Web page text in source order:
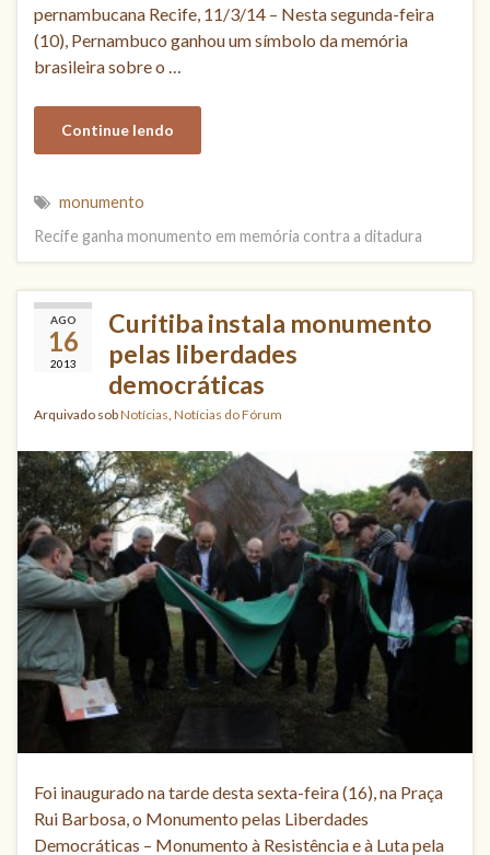
pernambucana Recife, 11/3/14 – Nesta segunda-feira
(10), Pernambuco ganhou um símbolo da memória
brasileira sobre o …
Continue lendo
monumento
Recife ganha monumento em memória contra a ditadura
AGO
16
2013
Curitiba instala monumento
pelas liberdades
democráticas
Arquivado sobNotícias Notícias do Fórum
Foi inaugurado na tarde desta sexta-feira (16), na Praça
Rui Barbosa, o Monumento pelas Liberdades
Democráticas – Monumento à Resistência e à Luta pela